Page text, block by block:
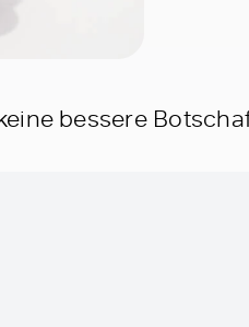
bessere